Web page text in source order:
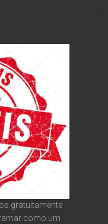
gratuitamente
como um